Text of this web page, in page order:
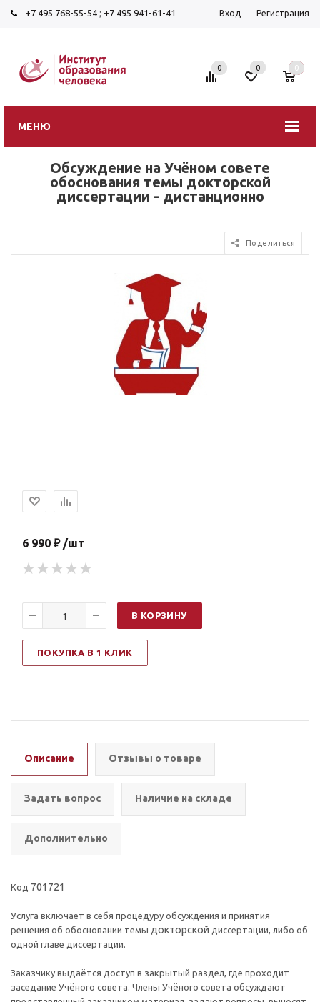
+7 495 768-55-54 ; +7 495 941-61-41 Вход Регистрация
МЕНЮ
0 0 0
Обсуждение на Учёном совете
обоснования темы докторской
диссертации - дистанционно
Поделиться
6 990 ₽ /шт
В КОРЗИНУ
ПОКУПКА В 1 КЛИК
Описание Отзывы о товаре
Задать вопрос Наличие на складе
Дополнительно
Код 701721
Услуга включает в себя процедуру обсуждения и принятия
решения об обосновании темы докторской диссертации, либо об
одной главе диссертации.
Заказчику выдаётся доступ в закрытый раздел, где проходит
заседание Учёного совета. Члены Учёного совета обсуждают